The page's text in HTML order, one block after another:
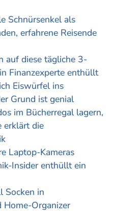
Schnürsenkel als
erfahrene Reisende
auf diese tägliche 3-
Finanzexperte enthüllt
Eiswürfel ins
Grund ist genial
im Bücherregal lagern,
erklärt die
Laptop-Kameras
Insider enthüllt ein
Socken in
Home-Organizer